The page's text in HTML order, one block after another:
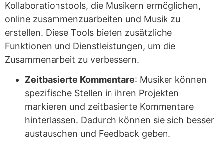
Kollaborationstools, die Musikern ermöglichen,
online zusammenzuarbeiten und Musik zu
erstellen. Diese Tools bieten zusätzliche
Funktionen und Dienstleistungen, um die
Zusammenarbeit zu verbessern.
Zeitbasierte Kommentare: Musiker können
spezifische Stellen in ihren Projekten
markieren und zeitbasierte Kommentare
hinterlassen. Dadurch können sie sich besser
austauschen und Feedback geben.